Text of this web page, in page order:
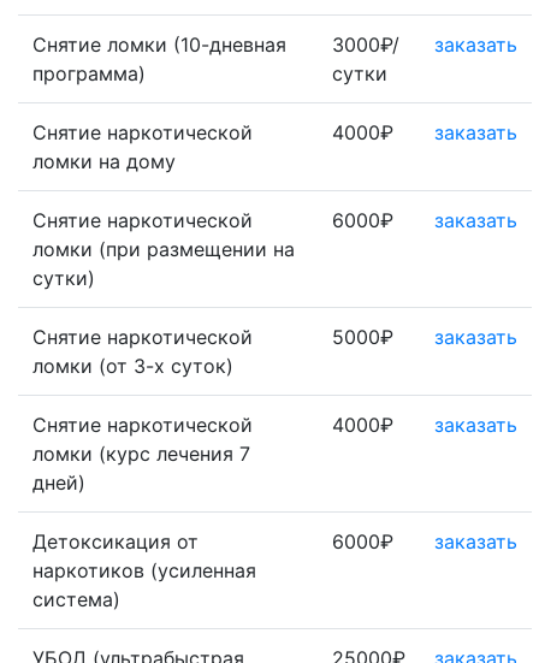
Снятие ломки (10-дневная
программа)
3000₽/
сутки
заказать
Снятие наркотической
ломки на дому
4000₽ заказать
Снятие наркотической
ломки (при размещении на
сутки)
6000₽ заказать
Снятие наркотической
ломки (от 3-х суток)
5000₽ заказать
Снятие наркотической
ломки (курс лечения 7
дней)
4000₽ заказать
Детоксикация от
наркотиков (усиленная
система)
6000₽ заказать